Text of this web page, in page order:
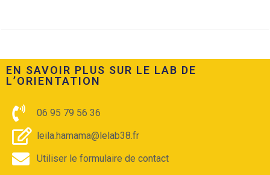
EN SAVOIR PLUS SUR LE LAB DE
L’ORIENTATION​
06 95 79 56 36
leila.hamama@lelab38.fr
Utiliser le formulaire de contact